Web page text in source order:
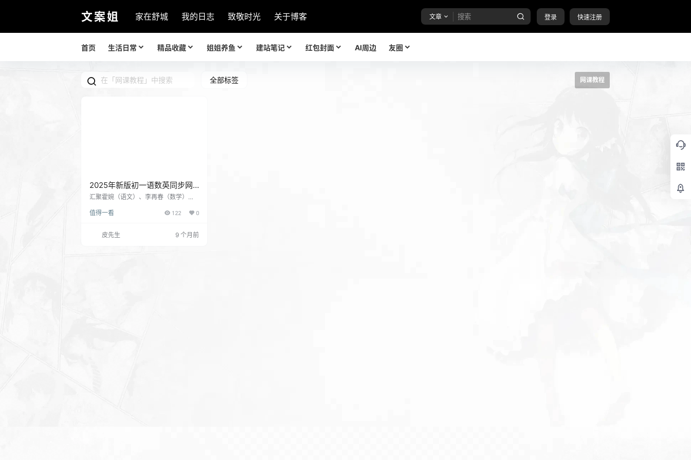
文案姐 家在舒城 我的日志 致敬时光 关于博客 文章 登录 快速注册
首页 生活日常 精品收藏 姐姐养鱼 建站笔记 红包封面 AI周边 友圈
全部标签 网课教程
2025年新版初一语数英同步网
课教程
汇聚霍婉（语文）、李再春（数学）、
大纲，语文侧重阅读写作拆解，数学强
持随学随练与回放。​ 有道领世：主打
“分层适配”，数学胡源老师用 “例题倒推
值得一看 122 0
皮先生 9 个月前